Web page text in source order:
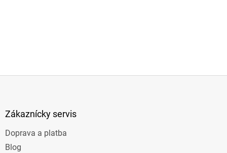
Zákaznícky servis
Doprava a platba
Blog